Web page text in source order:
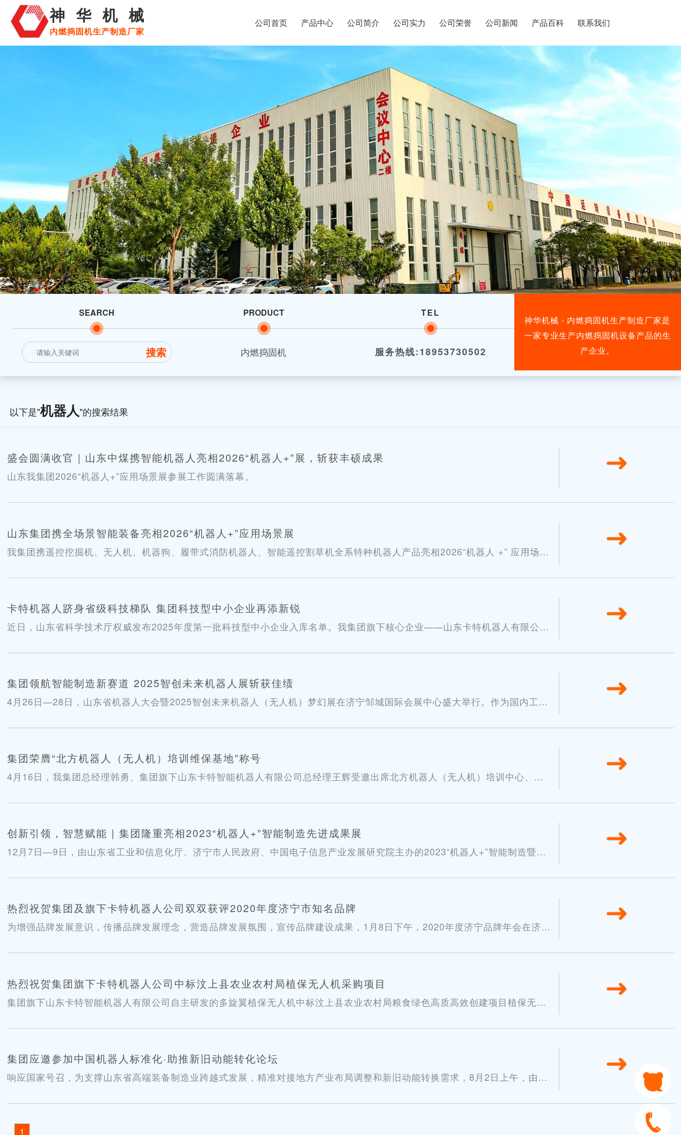
神华机械
内燃捣固机生产制造厂家
公司首页 产品中心 公司简介 公司实力 公司荣誉 公司新闻 产品百科 联系我们
SEARCH PRODUCT
内燃捣固机
TEL
服务热线:18953730502
神华机械 - 内燃捣固机生产制造厂家是
一家专业生产内燃捣固机设备产品的生
产企业。
以下是"机器人"的搜索结果
盛会圆满收官｜山东中煤携智能机器人亮相2026“机器人+”展，斩获丰硕成果
山东我集团2026“机器人+”应用场景展参展工作圆满落幕。
13
2026-07
山东集团携全场景智能装备亮相2026“机器人+”应用场景展
我集团携遥控挖掘机、无人机、机器狗、履带式消防机器人、智能遥控割草机全系特种机器人产品亮相2026“机器人 +” 应用场景
11
2026-07
卡特机器人跻身省级科技梯队 集团科技型中小企业再添新锐
近日，山东省科学技术厅权威发布2025年度第一批科技型中小企业入库名单。我集团旗下核心企业——山东卡特机器人有限公司
05
2025-08
集团领航智能制造新赛道 2025智创未来机器人展斩获佳绩
4月26日—28日，山东省机器人大会暨2025智创未来机器人（无人机）梦幻展在济宁邹城国际会展中心盛大举行。作为国内工矿
28
2025-04
集团荣膺“北方机器人（无人机）培训维保基地”称号
4月16日，我集团总经理韩勇、集团旗下山东卡特智能机器人有限公司总经理王辉受邀出席北方机器人（无人机）培训中心、北
16
2025-04
创新引领，智慧赋能 | 集团隆重亮相2023“机器人+”智能制造先进成果展
12月7日—9日，由山东省工业和信息化厅、济宁市人民政府、中国电子信息产业发展研究院主办的2023“机器人+”智能制造暨数
09
2023-12
热烈祝贺集团及旗下卡特机器人公司双双获评2020年度济宁市知名品牌
为增强品牌发展意识，传播品牌发展理念，营造品牌发展氛围，宣传品牌建设成果，1月8日下午，2020年度济宁品牌年会在济宁
16
2021-01
热烈祝贺集团旗下卡特机器人公司中标汶上县农业农村局植保无人机采购项目
集团旗下山东卡特智能机器人有限公司自主研发的多旋翼植保无人机中标汶上县农业农村局粮食绿色高质高效创建项目植保无人
30
2019-11
集团应邀参加中国机器人标准化·助推新旧动能转化论坛
响应国家号召，为支撑山东省高端装备制造业跨越式发展，精准对接地方产业布局调整和新旧动能转换需求，8月2日上午，由国
04
1